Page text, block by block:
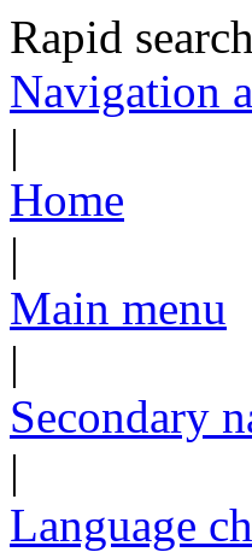
Rapid
Navigation
|
Home
|
Main menu
|
Secondary
|
Language